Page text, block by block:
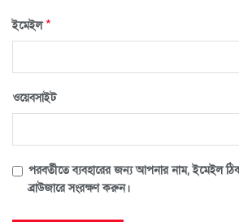
ইমেইল*
ওয়েবসাইট
পরবর্তীতে ব্যবহারের জন্য আপনার নাম, ইমেইল
ব্রাউজারে সংরক্ষণ করুন।